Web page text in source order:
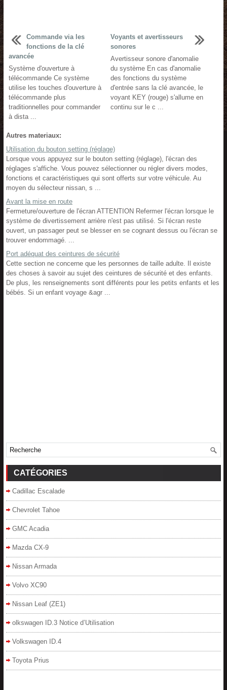
Commande via les
fonctions de la clé
avancée
Système d'ouverture à
télécommande Ce système
utilise les touches d'ouverture à
télécommande plus
traditionnelles pour commander
à dista ...
Voyants et avertisseurs
sonores
Avertisseur sonore d'anomalie
du système En cas d'anomalie
des fonctions du système
d'entrée sans la clé avancée, le
voyant KEY (rouge) s'allume en
continu sur le c ...
Autres materiaux:
Utilisation du bouton setting (réglage)
Lorsque vous appuyez sur le bouton setting (réglage), l'écran des
réglages s'affiche. Vous pouvez sélectionner ou régler divers modes,
fonctions et caractéristiques qui sont offerts sur votre véhicule. Au
moyen du sélecteur nissan, s ...
Avant la mise en route
Fermeture/ouverture de l'écran ATTENTION Refermer l'écran lorsque le
système de divertissement arrière n'est pas utilisé. Si l'écran reste
ouvert, un passager peut se blesser en se cognant dessus ou l'écran se
trouver endommagé. ...
Port adéquat des ceintures de sécurité
Cette section ne concerne que les personnes de taille adulte. Il existe
des choses à savoir au sujet des ceintures de sécurité et des enfants.
De plus, les renseignements sont différents pour les petits enfants et les
bébés. Si un enfant voyage &agr ...
CATÉGORIES
Cadillac Escalade
Chevrolet Tahoe
GMC Acadia
Mazda CX-9
Nissan Armada
Volvo XC90
Nissan Leaf (ZE1)
olkswagen ID.3 Notice d’Utilisation
Volkswagen ID.4
Toyota Prius